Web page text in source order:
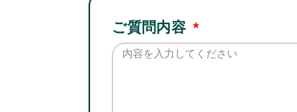
ご質問内容